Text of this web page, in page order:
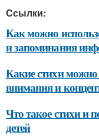
Ссылки:
Как можно
и запоминания
Какие стихи можно
внимания и
Что такое стихи и
детей